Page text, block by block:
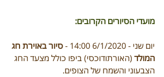
מועדי הסיורים הקרובים:
יום שני - 6/1/2020 14:00 -
סיור באוירת חג
המולד (האורתודוכסי) ביפו כולל מצעד החג
הצבעוני והשמח של הצופים.